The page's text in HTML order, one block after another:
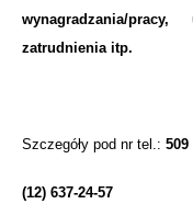
wynagradzania/
zatrudnienia itp.
Szczegóły pod nr tel.: 509
(12) 637-24-57